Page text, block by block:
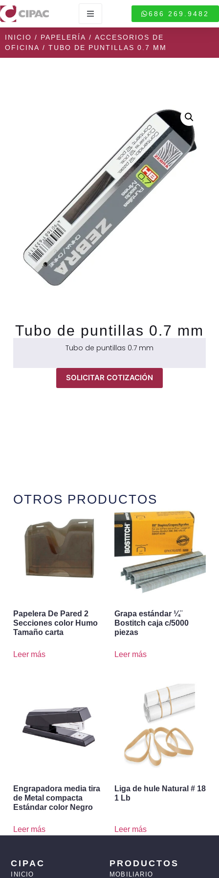
686 269.9482
INICIO / PAPELERÍA / ACCESORIOS DE
OFICINA / TUBO DE PUNTILLAS 0.7 MM
Tubo de puntillas 0.7 mm
Tubo de puntillas 0.7 mm
SOLICITAR COTIZACIÓN
OTROS PRODUCTOS
Papelera De Pared 2
Secciones color Humo
Tamaño carta
Leer más
Grapa estándar ¼¨
Bostitch caja c/5000
piezas
Leer más
Engrapadora media tira
de Metal compacta
Estándar color Negro
Leer más
Liga de hule Natural # 18
1 Lb
Leer más
CIPAC
INICIO
PRODUCTOS
MOBILIARIO